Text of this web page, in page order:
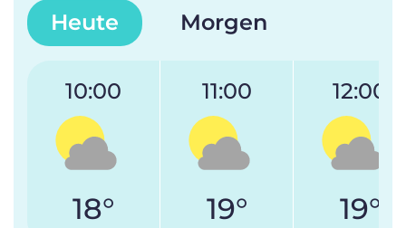
Heute Morgen
10:00
18°
11:00
19°
12:00
19°